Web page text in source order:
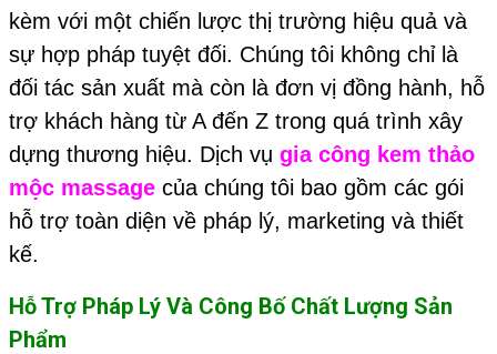
kèm với một chiến lược thị trường hiệu quả và
sự hợp pháp tuyệt đối. Chúng tôi không chỉ là
đối tác sản xuất mà còn là đơn vị đồng hành, hỗ
trợ khách hàng từ A đến Z trong quá trình xây
dựng thương hiệu. Dịch vụ gia công kem thảo
mộc massage của chúng tôi bao gồm các gói
hỗ trợ toàn diện về pháp lý, marketing và thiết
kế.
Hỗ Trợ Pháp Lý Và Công Bố Chất Lượng Sản
Phẩm